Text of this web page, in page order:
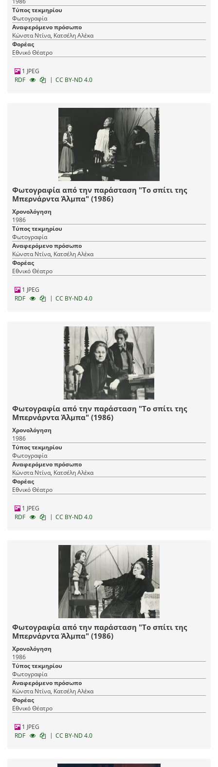
Τύπος τεκμηρίου
Φωτογραφία
Αναφερόμενο πρόσωπο
Κώνστα Ντίνα, Κατσέλη Αλέκα
Φορέας
Εθνικό Θέατρο
1 JPEG
RDF
| CC BY-ND 4.0
Φωτογραφία από την παράσταση "Το σπίτι της
Μπερνάρντα Άλμπα" (1986)
Χρονολόγηση
1986
Τύπος τεκμηρίου
Φωτογραφία
Αναφερόμενο πρόσωπο
Κώνστα Ντίνα, Κατσέλη Αλέκα
Φορέας
Εθνικό Θέατρο
1 JPEG
RDF
| CC BY-ND 4.0
Φωτογραφία από την παράσταση "Το σπίτι της
Μπερνάρντα Άλμπα" (1986)
Χρονολόγηση
1986
Τύπος τεκμηρίου
Φωτογραφία
Αναφερόμενο πρόσωπο
Κώνστα Ντίνα, Κατσέλη Αλέκα
Φορέας
Εθνικό Θέατρο
1 JPEG
RDF
| CC BY-ND 4.0
Φωτογραφία από την παράσταση "Το σπίτι της
Μπερνάρντα Άλμπα" (1986)
Χρονολόγηση
1986
Τύπος τεκμηρίου
Φωτογραφία
Αναφερόμενο πρόσωπο
Κώνστα Ντίνα, Κατσέλη Αλέκα
Φορέας
Εθνικό Θέατρο
1 JPEG
RDF
| CC BY-ND 4.0